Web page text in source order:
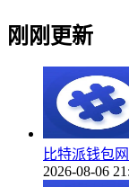
刚刚更新
比特派钱包
2026-08-06